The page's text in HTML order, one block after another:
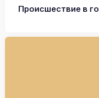
Происшествие в